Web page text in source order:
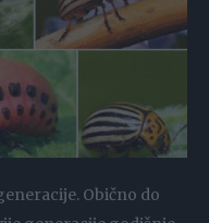
Obično do